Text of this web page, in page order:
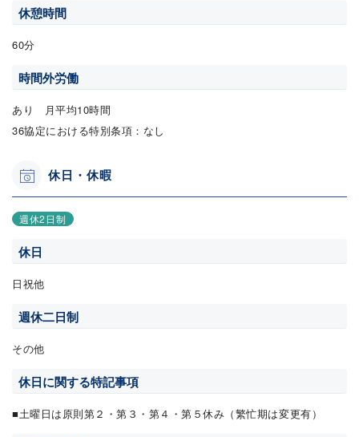
休憩時間
60分
時間外労働
あり 月平均10時間
36協定における特別条項：なし
休日・休暇
週休2日制
休日
日祝他
週休二日制
その他
休日に関する特記事項
■土曜日は原則第２・第３・第４・第５休み（繁忙期は変更有）